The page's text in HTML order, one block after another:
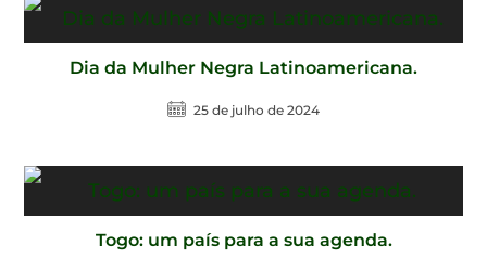
Dia da Mulher Negra Latinoamericana.
25 de julho de 2024
Togo: um país para a sua agenda.